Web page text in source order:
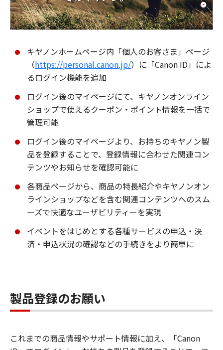
キヤノンホームページ内「個人のお客さま」ページ
（https://personal.canon.jp/）に「Canon ID」によ
るログイン機能を追加
ログイン後のマイページにて、キヤノンオンライン
ショップで使えるクーポン・ポイント情報を一括で
管理可能
ログイン後のマイページより、お持ちのキヤノン製
品を登録することで、登録情報に合わせた関連コン
テンツやお知らせを確認可能に
各商品ページから、商品の特長紹介やキヤノンオン
ラインショップなどを含む関連コンテンツへのスム
ーズで快適なユーザビリティーを実現
イベントをはじめとする各種サービスの申込・決
済・申込状況の確認などの手続きをより簡単に
製品登録のお願い
これまでの商品情報やサポート情報に加え、「Canon